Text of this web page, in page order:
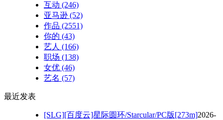
互动 (246)
亚马逊 (52)
作品 (2551)
你的 (43)
艺人 (166)
职场 (138)
女优 (46)
艺名 (57)
最近发表
[SLG][百度云]星际圆环/Starcular/PC版[273m]2026-